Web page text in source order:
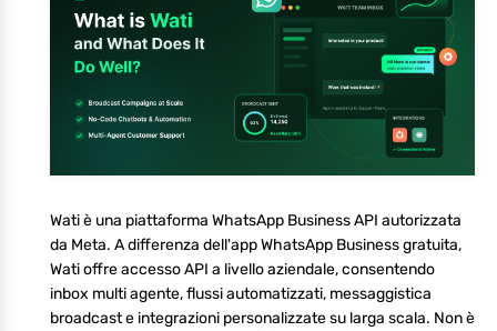
Wati è una piattaforma WhatsApp Business API autorizzata
da Meta. A differenza dell'app WhatsApp Business gratuita,
Wati offre accesso API a livello aziendale, consentendo
inbox multi agente, flussi automatizzati, messaggistica
broadcast e integrazioni personalizzate su larga scala. Non è